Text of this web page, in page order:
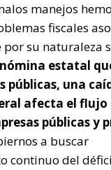
manejos
fiscales
por su naturaleza
estatal
públicas, una
afecta el flujo
públicas y
a buscar
continuo del